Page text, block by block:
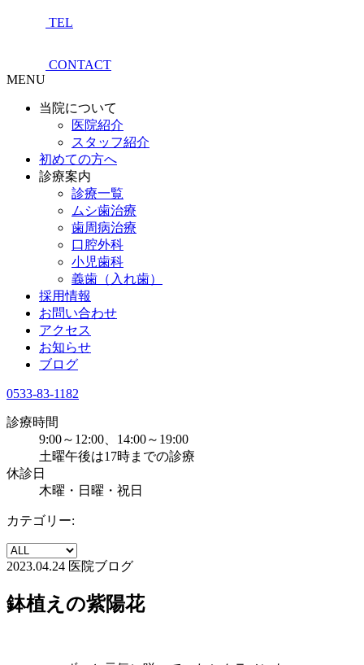
TEL
CONTACT
MENU
当院について
医院紹介
スタッフ紹介
初めての方へ
診療案内
診療一覧
ムシ歯治療
歯周病治療
口腔外科
小児歯科
義歯（入れ歯）
採用情報
お問い合わせ
アクセス
お知らせ
ブログ
0533-83-1182
診療時間
9:00～12:00、14:00～19:00
土曜午後は17時までの診療
休診日
木曜・日曜・祝日
カテゴリー:
2023.04.24 医院ブログ
鉢植えの紫陽花